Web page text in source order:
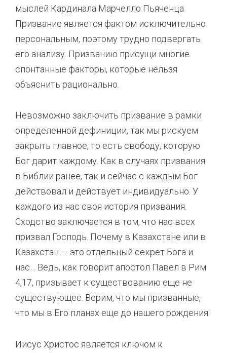
мыслей Кардинала Марчелло Пьяченца
Призвание является фактом исключительно
персональным, поэтому трудно подвергать
его анализу. Призванию присущи многие
спонтанные факторы, которые нельзя
объяснить рационально.
Невозможно заключить призвание в рамки
определенной дефиниции, так мы рискуем
закрыть главное, то есть свободу, которую
Бог дарит каждому. Как в случаях призвания
в Библии ранее, так и сейчас с каждым Бог
действовал и действует индивидуально. У
каждого из нас своя история призвания.
Сходство заключается в том, что нас всех
призвал Господь. Почему в Казахстане или в
Казахстан — это отдельный секрет Бога и
нас… Ведь, как говорит апостол Павел в Рим
4,17, призывает к существованию еще не
существующее. Верим, что мы призванные,
что мы в Его планах еще до нашего рождения.
Иисус Христос является ключом к